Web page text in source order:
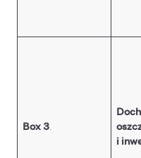
Box 3.
i